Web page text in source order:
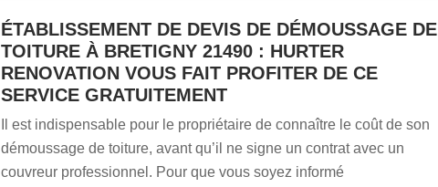
ÉTABLISSEMENT DE DEVIS DE DÉMOUSSAGE DE
TOITURE À BRETIGNY 21490 : HURTER
RENOVATION VOUS FAIT PROFITER DE CE
SERVICE GRATUITEMENT
Il est indispensable pour le propriétaire de connaître le coût de son
démoussage de toiture, avant qu’il ne signe un contrat avec un
couvreur professionnel. Pour que vous soyez informé